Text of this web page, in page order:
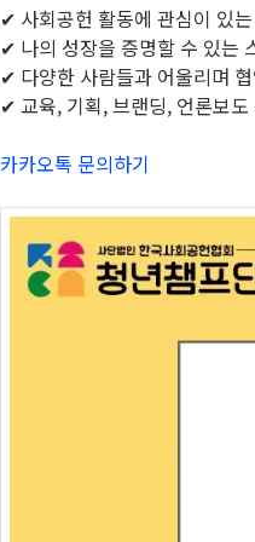
✔ 사회공헌 활동에 관심이 있
✔ 나의 성장을 증명할 수 있는
✔ 다양한 사람들과 어울리며
✔ 교육, 기획, 브랜딩, 언론보
카카오톡 문의하기